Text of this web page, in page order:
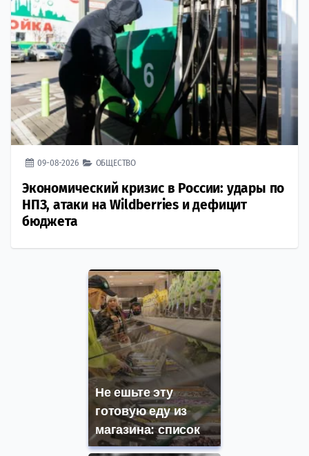
09-08-2026 ОБЩЕСТВО
Экономический кризис в России: удары по
НПЗ, атаки на Wildberries и дефицит
бюджета
Не ешьте эту
готовую еду из
магазина: список